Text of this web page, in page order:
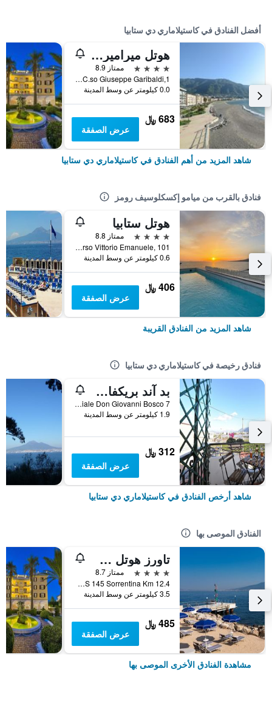
أفضل الفنادق في كاستيلاماري دي ستابيا
هوتل ميرامير ستابيا
4 نجوم
ممتاز 8.9
C.so Giuseppe Garibaldi,1, كاستيلاماري دي ستابيا, مقاطعة نابولي, إيطاليا
0.0 كيلومتر عن وسط المدينة
683 ﷼
عرض الصفقة
شاهد المزيد من أهم الفنادق في كاستيلاماري دي ستابيا
فنادق بالقرب من ميامو إكسكلوسيف رومز
هوتل ستابيا
4 نجوم
ممتاز 8.8
Corso Vittorio Emanuele, 101, كاستيلاماري دي ستابيا, مقاطعة نابولي, إيطاليا
0.6 كيلومتر عن وسط المدينة
406 ﷼
عرض الصفقة
شاهد المزيد من الفنادق القريبة
فنادق رخيصة في كاستيلاماري دي ستابيا
بد آند بريكفاست لو سايكاس
7 Viale Don Giovanni Bosco, كاستيلاماري دي ستابيا, مقاطعة نابولي, إيطاليا
1.9 كيلومتر عن وسط المدينة
312 ﷼
عرض الصفقة
شاهد أرخص الفنادق في كاستيلاماري دي ستابيا
الفنادق الموصى بها
تاورز هوتل ستابيا سورينتو كوست
4 نجوم
ممتاز 8.7
SS 145 Sorrentina Km 12.4, كاستيلاماري دي ستابيا, مقاطعة نابولي, إيطاليا
3.5 كيلومتر عن وسط المدينة
485 ﷼
عرض الصفقة
مشاهدة الفنادق الأخرى الموصى بها